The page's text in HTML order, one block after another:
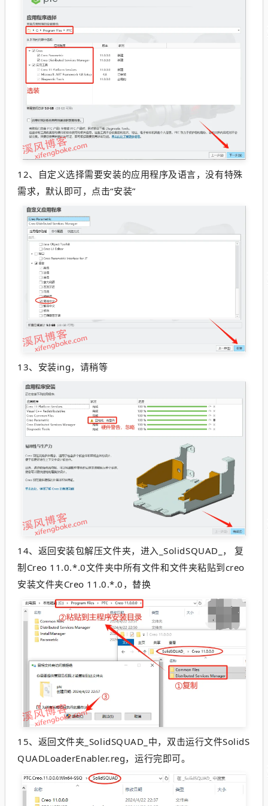
12、
自定义选择需要安装的应用程序及语言，没有特殊
需求，默认即可，点击“安装”
13、 安装ing，请稍等
14、 返回安装包解压文件夹，进入_SolidSQUAD_， 复
制Creo 11.0.*.0文件夹中所有文件和文件夹粘贴到creo
安装文件夹Creo 11.0.*.0，替换
15、 返回文件夹_SolidSQUAD_中，双击运行文件SolidS
QUADLoaderEnabler.reg，运行完即可。